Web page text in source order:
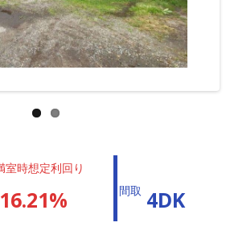
室時想定利回り
16.21% 間取 4DK